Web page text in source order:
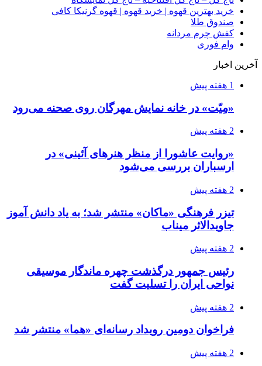
خرید بهترین قهوه | خرید قهوه | قهوه گرنیکا کافی
صندوق طلا
کفش چرم مردانه
وام فوری
آخرین اخبار
1 هفته پیش
«مِیّت» در خانه نمایش مهرگان روی صحنه می‌رود
2 هفته پیش
«روایت عاشورا از منظر هنرهای آئینی» در
ارسباران بررسی می‌شود
2 هفته پیش
تیزر فرهنگی «ماکان» منتشر شد؛ به یاد دانش آموز
جاویدالاثر میناب
2 هفته پیش
رئیس جمهور درگذشت چهره ماندگار موسیقی
نواحی ایران را تسلیت گفت
2 هفته پیش
فراخوان دومین رویداد رسانه‌ای «هما» منتشر شد
2 هفته پیش